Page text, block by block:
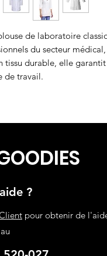
de laboratoire
du secteur
tissu durable, elle
de travail.
?
pour obtenir de